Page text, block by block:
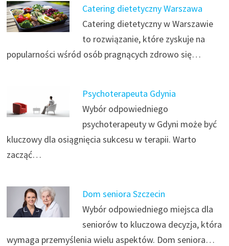
Catering dietetyczny Warszawa
Catering dietetyczny w Warszawie
to rozwiązanie, które zyskuje na
popularności wśród osób pragnących zdrowo się…
Psychoterapeuta Gdynia
Wybór odpowiedniego
psychoterapeuty w Gdyni może być
kluczowy dla osiągnięcia sukcesu w terapii. Warto
zacząć…
Dom seniora Szczecin
Wybór odpowiedniego miejsca dla
seniorów to kluczowa decyzja, która
wymaga przemyślenia wielu aspektów. Dom seniora…